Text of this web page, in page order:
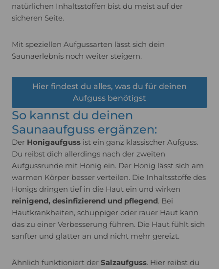
natürlichen Inhaltsstoffen bist du meist auf der
sicheren Seite.
Mit speziellen Aufgussarten lässt sich dein
Saunaerlebnis noch weiter steigern.
Hier findest du alles, was du für deinen
Aufguss benötigst
So kannst du deinen
Saunaaufguss ergänzen:
Der Honigaufguss ist ein ganz klassischer Aufguss.
Du reibst dich allerdings nach der zweiten
Aufgussrunde mit Honig ein. Der Honig lässt sich am
warmen Körper besser verteilen. Die Inhaltsstoffe des
Honigs dringen tief in die Haut ein und wirken
reinigend, desinfizierend und pflegend. Bei
Hautkrankheiten, schuppiger oder rauer Haut kann
das zu einer Verbesserung führen. Die Haut fühlt sich
sanfter und glatter an und nicht mehr gereizt.
Ähnlich funktioniert der Salzaufguss. Hier reibst du